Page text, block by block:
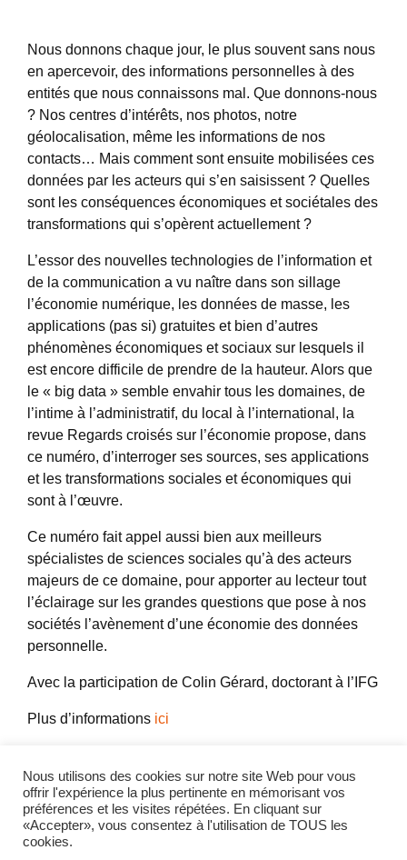
Nous donnons chaque jour, le plus souvent sans nous
en apercevoir, des informations personnelles à des
entités que nous connaissons mal. Que donnons-nous
? Nos centres d’intérêts, nos photos, notre
géolocalisation, même les informations de nos
contacts… Mais comment sont ensuite mobilisées ces
données par les acteurs qui s’en saisissent ? Quelles
sont les conséquences économiques et sociétales des
transformations qui s’opèrent actuellement ?
L’essor des nouvelles technologies de l’information et
de la communication a vu naître dans son sillage
l’économie numérique, les données de masse, les
applications (pas si) gratuites et bien d’autres
phénomènes économiques et sociaux sur lesquels il
est encore difficile de prendre de la hauteur. Alors que
le « big data » semble envahir tous les domaines, de
l’intime à l’administratif, du local à l’international, la
revue Regards croisés sur l’économie propose, dans
ce numéro, d’interroger ses sources, ses applications
et les transformations sociales et économiques qui
sont à l’œuvre.
Ce numéro fait appel aussi bien aux meilleurs
spécialistes de sciences sociales qu’à des acteurs
majeurs de ce domaine, pour apporter au lecteur tout
l’éclairage sur les grandes questions que pose à nos
sociétés l’avènement d’une économie des données
personnelle.
Avec la participation de Colin Gérard, doctorant à l’IFG
Plus d’informations ici
Partager l'actualité
Twitter LinkedIn
Nous utilisons des cookies sur notre site Web pour vous
offrir l'expérience la plus pertinente en mémorisant vos
préférences et les visites répétées. En cliquant sur
«Accepter», vous consentez à l'utilisation de TOUS les
cookies.